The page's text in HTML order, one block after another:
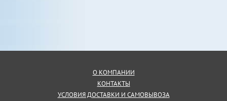
О КОМПАНИИ
КОНТАКТЫ
УСЛОВИЯ ДОСТАВКИ И САМОВЫВОЗА